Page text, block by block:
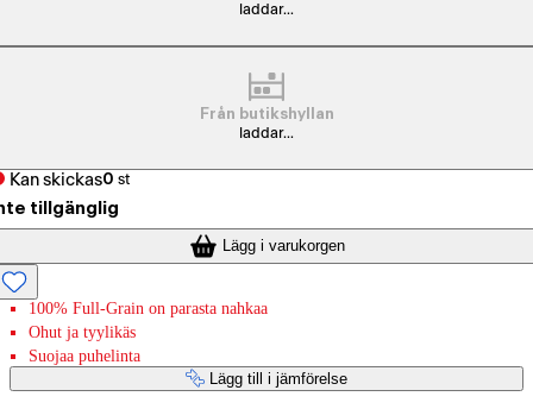
laddar...
Från butikshyllan
laddar...
Kan skickas0 st
tillgänglig
Lägg i varukorgen
100% Full-Grain on parasta nahkaa
Ohut ja tyylikäs
Suojaa puhelinta
Lägg till i jämförelse